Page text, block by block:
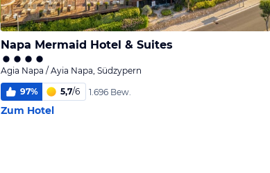
Napa Mermaid Hotel & Suites
Agia Napa / Ayia Napa, Südzypern
97% 5,7/6 1.696 Bew.
Zum Hotel